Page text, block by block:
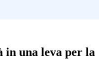
una leva per la